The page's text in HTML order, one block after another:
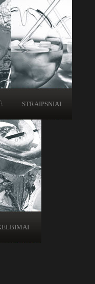
STRAIPSNIAI